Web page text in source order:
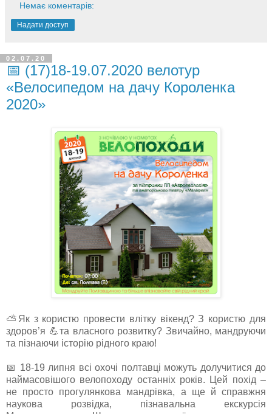
Немає коментарів:
Надати доступ
02.07.20
📅 (17)18-19.07.2020 велотур
«Велосипедом на дачу Короленка
2020»
⛅Як з користю провести влітку вікенд? З користю для
здоров’я 💪та власного розвитку? Звичайно, мандруючи
та пізнаючи історію рідного краю!
📅 18-19 липня всі охочі полтавці можуть долучитися до
наймасовішого велопоходу останніх років. Цей похід –
не просто прогулянкова мандрівка, а ще й справжня
наукова розвідка, пізнавальна екскурсія